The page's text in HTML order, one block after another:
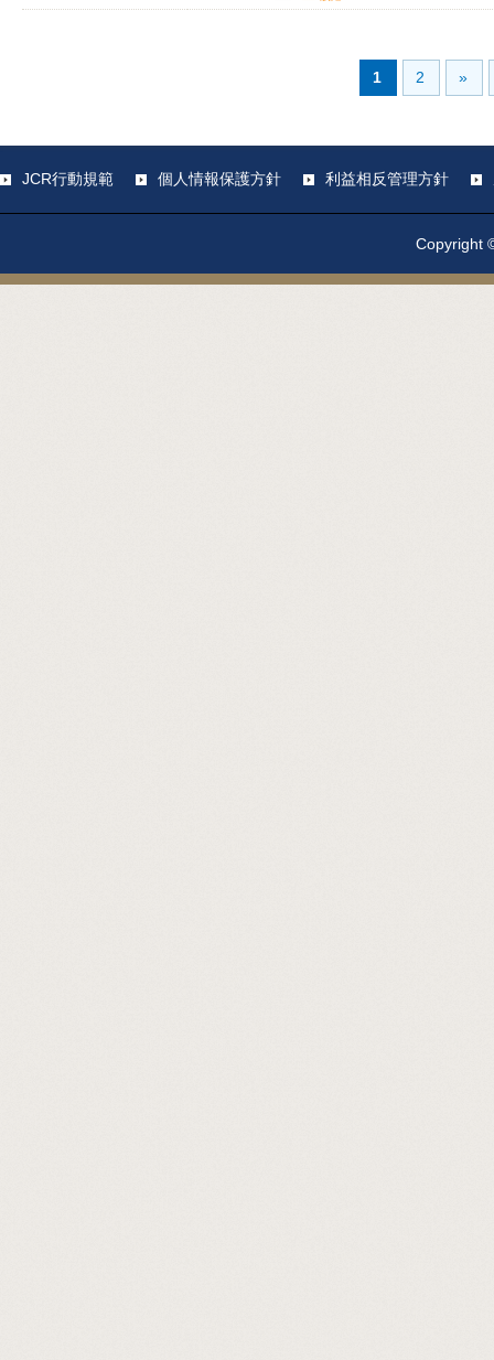
1 2 »
JCR行動規範 個人情報保護方針 利益相反管理方針
Copyright